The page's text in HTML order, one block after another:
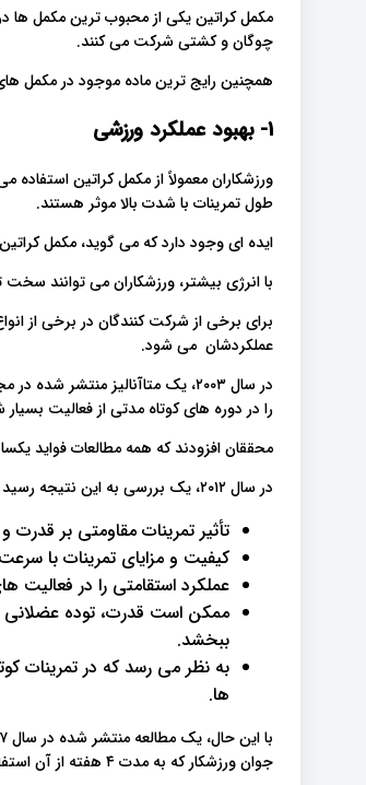
مکمل کراتین یکی از محبوب ترین مکمل ها
چوگان و کشتی شرکت می کنند.
همچنین رایج ترین ماده موجود در مکمل
1- بهبود عملکرد ورزشی
ورزشکاران معمولاً از مکمل کراتین
طول تمرینات با شدت بالا موثر هستند.
ایده ای وجود دارد که می گوید، مکمل
با انرژی بیشتر، ورزشکاران می توانند
برای برخی از شرکت کنندگان در برخی از
عملکردشان می شود.
در سال ۲۰۰۳، یک متاآنالیز
را در دوره های کوتاه مدتی از فعالیت
محققان افزودند که همه مطالعات فواید
در سال ۲۰۱۲، یک بررسی به این نتیجه رسید که مکمل کراتین:
تأثیر تمرینات مقاومتی بر
کیفیت و مزایای تمرینات با
عملکرد استقامتی را در فعالیت های ورزشی هوازی
ممکن است قدرت، توده عضلانی
ببخشد.
به نظر می رسد که در تمرینات
ها.
جوان ورزشکار که به مدت ۴ هفته از آن استفاده کرده بودند، نشده بود.